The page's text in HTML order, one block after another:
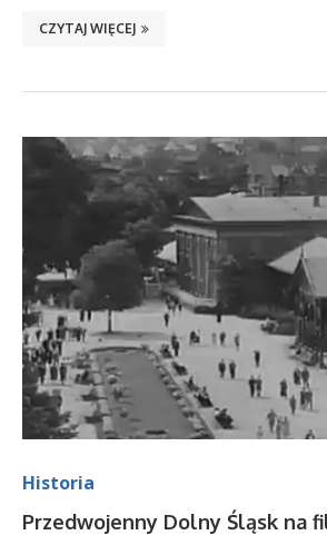
CZYTAJ WIĘCEJ
Historia
Przedwojenny Dolny Śląsk na